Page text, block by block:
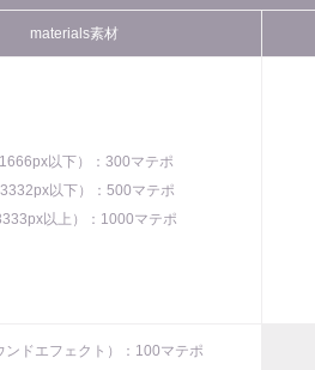
materials素材
以下）：300マテポ
以下）：500マテポ
以上）：1000マテポ
ンドエフェクト）：100マテポ